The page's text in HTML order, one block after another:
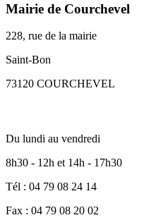
Mairie de Courchevel
228, rue de la mairie
Saint-Bon
73120 COURCHEVEL
Du lundi au vendredi
8h30 - 12h et 14h - 17h30
Tél : 04 79 08 24 14
Fax : 04 79 08 20 02